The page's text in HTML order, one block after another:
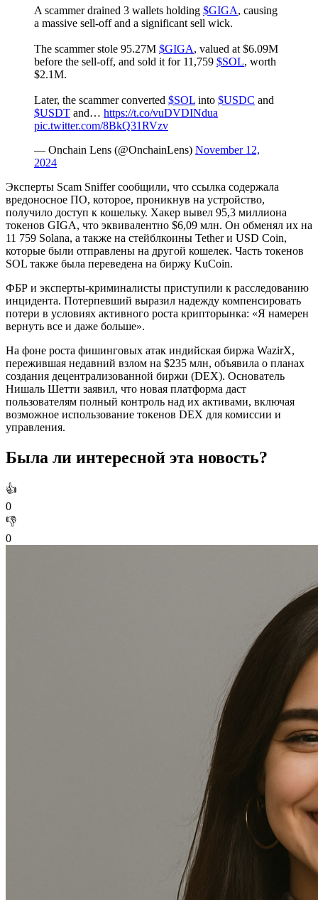
A scammer drained 3 wallets holding $GIGA, causing
a massive sell-off and a significant sell wick.
The scammer stole 95.27M $GIGA, valued at $6.09M
before the sell-off, and sold it for 11,759 $SOL, worth
$2.1M.
Later, the scammer converted $SOL into $USDC and
$USDT and… https://t.co/vuDVDINdua
pic.twitter.com/8BkQ31RVzv
— Onchain Lens (@OnchainLens) November 12,
2024
Эксперты Scam Sniffer сообщили, что ссылка содержала
вредоносное ПО, которое, проникнув на устройство,
получило доступ к кошельку. Хакер вывел 95,3 миллиона
токенов GIGA, что эквивалентно $6,09 млн. Он обменял их на
11 759 Solana, а также на стейблкоины Tether и USD Coin,
которые были отправлены на другой кошелек. Часть токенов
SOL также была переведена на биржу KuCoin.
ФБР и эксперты-криминалисты приступили к расследованию
инцидента. Потерпевший выразил надежду компенсировать
потери в условиях активного роста крипторынка: «Я намерен
вернуть все и даже больше».
На фоне роста фишинговых атак индийская биржа WazirX,
пережившая недавний взлом на $235 млн, объявила о планах
создания децентрализованной биржи (DEX). Основатель
Нишаль Шетти заявил, что новая платформа даст
пользователям полный контроль над их активами, включая
возможное использование токенов DEX для комиссии и
управления.
Была ли интересной эта новость?
👍
0
👎
0